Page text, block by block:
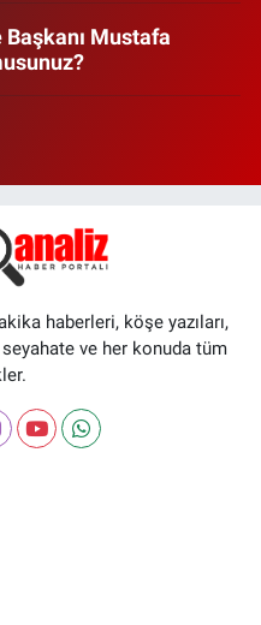
Mustafa
haberleri, köşe yazıları,
ve her konuda tüm